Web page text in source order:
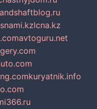
lcna.kz
avtoguru.net
kuryatnik.info